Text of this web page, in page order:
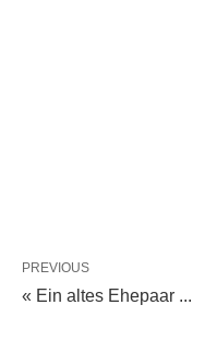
PREVIOUS
« Ein altes Ehepaar ...